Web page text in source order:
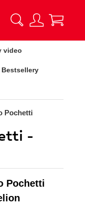
video
Bestsellery
Pochetti
-
Pochetti